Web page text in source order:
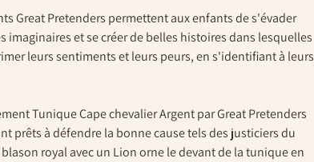
Great Pretenders permettent aux enfants de s'évader
imaginaires et se créer de belles histoires dans lesquelles
leurs sentiments et leurs peurs, en s'identifiant à leurs
Tunique Cape chevalier Argent par Great Pretenders
prêts à défendre la bonne cause tels des justiciers du
blason royal avec un Lion orne le devant de la tunique en